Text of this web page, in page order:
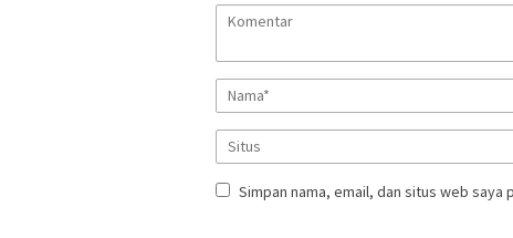
Simpan nama, email, dan situs web